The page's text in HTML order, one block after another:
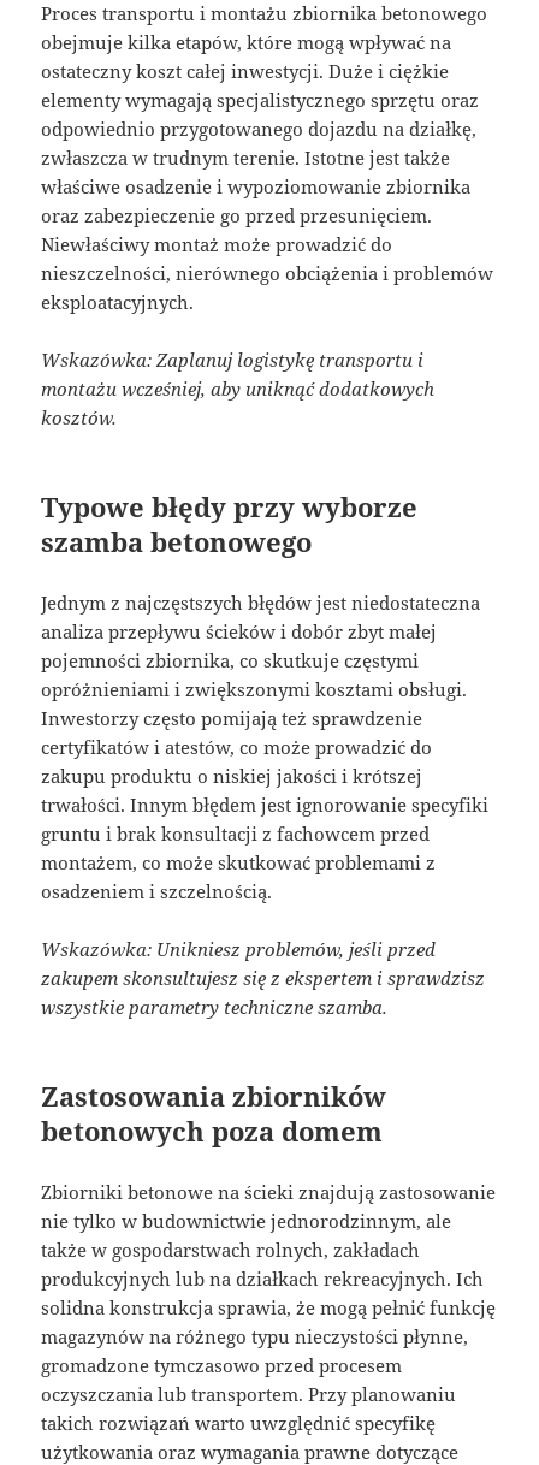
Proces transportu i montażu zbiornika betonowego
obejmuje kilka etapów, które mogą wpływać na
ostateczny koszt całej inwestycji. Duże i ciężkie
elementy wymagają specjalistycznego sprzętu oraz
odpowiednio przygotowanego dojazdu na działkę,
zwłaszcza w trudnym terenie. Istotne jest także
właściwe osadzenie i wypoziomowanie zbiornika
oraz zabezpieczenie go przed przesunięciem.
Niewłaściwy montaż może prowadzić do
nieszczelności, nierównego obciążenia i problemów
eksploatacyjnych.
Wskazówka: Zaplanuj logistykę transportu i
montażu wcześniej, aby uniknąć dodatkowych
kosztów.
Typowe błędy przy wyborze
szamba betonowego
Jednym z najczęstszych błędów jest niedostateczna
analiza przepływu ścieków i dobór zbyt małej
pojemności zbiornika, co skutkuje częstymi
opróżnieniami i zwiększonymi kosztami obsługi.
Inwestorzy często pomijają też sprawdzenie
certyfikatów i atestów, co może prowadzić do
zakupu produktu o niskiej jakości i krótszej
trwałości. Innym błędem jest ignorowanie specyfiki
gruntu i brak konsultacji z fachowcem przed
montażem, co może skutkować problemami z
osadzeniem i szczelnością.
Wskazówka: Unikniesz problemów, jeśli przed
zakupem skonsultujesz się z ekspertem i sprawdzisz
wszystkie parametry techniczne szamba.
Zastosowania zbiorników
betonowych poza domem
Zbiorniki betonowe na ścieki znajdują zastosowanie
nie tylko w budownictwie jednorodzinnym, ale
także w gospodarstwach rolnych, zakładach
produkcyjnych lub na działkach rekreacyjnych. Ich
solidna konstrukcja sprawia, że mogą pełnić funkcję
magazynów na różnego typu nieczystości płynne,
gromadzone tymczasowo przed procesem
oczyszczania lub transportem. Przy planowaniu
takich rozwiązań warto uwzględnić specyfikę
użytkowania oraz wymagania prawne dotyczące